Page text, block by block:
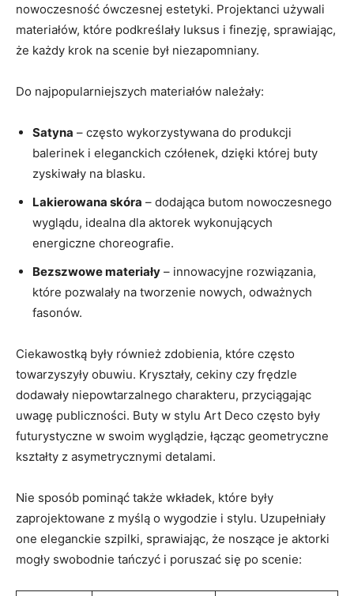
nowoczesność ówczesnej estetyki. Projektanci używali
materiałów, które podkreślały luksus i finezję, sprawiając,
że każdy krok na scenie był niezapomniany.
Do najpopularniejszych materiałów należały:
Satyna – często wykorzystywana do produkcji
balerinek i eleganckich czółenek, dzięki której buty
zyskiwały na blasku.
Lakierowana skóra – dodająca butom nowoczesnego
wyglądu, idealna dla aktorek wykonujących
energiczne choreografie.
Bezszwowe materiały – innowacyjne rozwiązania,
które pozwalały na tworzenie nowych, odważnych
fasonów.
Ciekawostką były również zdobienia, które często
towarzyszyły obuwiu. Kryształy, cekiny czy frędzle
dodawały niepowtarzalnego charakteru, przyciągając
uwagę publiczności. Buty w stylu Art Deco często były
futurystyczne w swoim wyglądzie, łącząc geometryczne
kształty z asymetrycznymi detalami.
Nie sposób pominąć także wkładek, które były
zaprojektowane z myślą o wygodzie i stylu. Uzupełniały
one eleganckie szpilki, sprawiając, że noszące je aktorki
mogły swobodnie tańczyć i poruszać się po scenie: